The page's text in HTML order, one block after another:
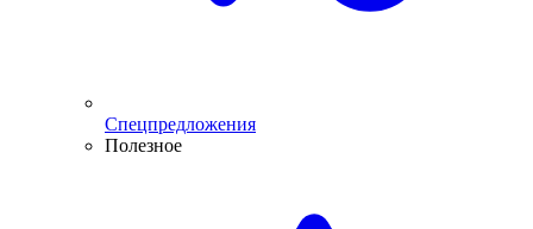
Спецпредложения
Полезное